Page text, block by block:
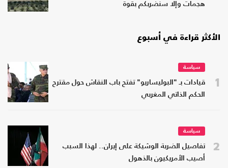
هجمات وإلا سنضربكم بقوة
الأكثر قراءة في أسبوع
1
سياسة
قيادات بـ "البوليساريو" تفتح باب النقاش حول مقترح
الحكم الذاتي المغربي
2
سياسة
تفاصيل الضربة الوشيكة على إيران.. لهذا السبب
أصيب الأمريكيون بالذهول